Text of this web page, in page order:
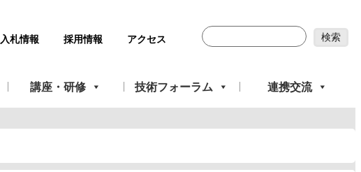
入札情報 採用情報 アクセス
講座・研修 技術フォーラム 連携交流